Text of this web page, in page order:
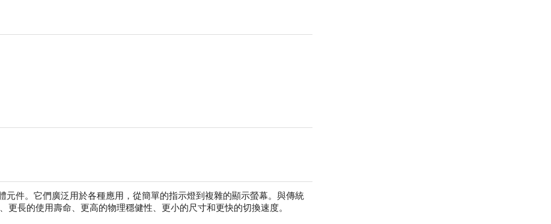
元件。它們廣泛用於各種應用，從簡單的指示燈到複雜的顯示螢幕。與傳統
更長的使用壽命、更高的物理穩健性、更小的尺寸和更快的切換速度。